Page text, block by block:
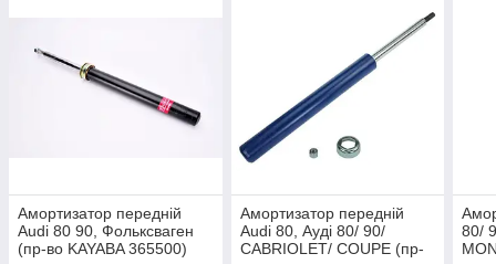
Амортизатор передній
Audi 80 90, Фольксваген
(пр-во KAYABA 365500)
Амортизатор передній
Audi 80, Ауді 80/ 90/
CABRIOLET/ COUPE (пр-
80/